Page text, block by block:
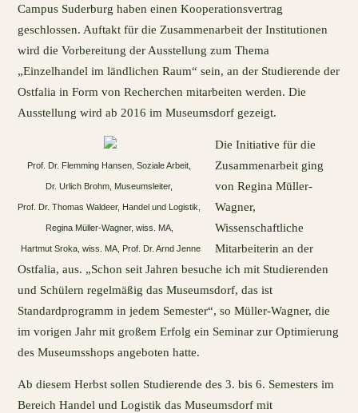
Campus Suderburg haben einen Kooperationsvertrag
geschlossen. Auftakt für die Zusammenarbeit der Institutionen
wird die Vorbereitung der Ausstellung zum Thema
„Einzelhandel im ländlichen Raum“ sein, an der Studierende der
Ostfalia in Form von Recherchen mitarbeiten werden. Die
Ausstellung wird ab 2016 im Museumsdorf gezeigt.
Prof. Dr. Flemming Hansen, Soziale Arbeit,
Dr. Urlich Brohm, Museumsleiter,
Prof. Dr. Thomas Waldeer, Handel und Logistik,
Regina Müller-Wagner, wiss. MA,
Hartmut Sroka, wiss. MA, Prof. Dr. Arnd Jenne
Die Initiative für die
Zusammenarbeit ging
von Regina Müller-
Wagner,
Wissenschaftliche
Mitarbeiterin an der
Ostfalia, aus. „Schon seit Jahren besuche ich mit Studierenden
und Schülern regelmäßig das Museumsdorf, das ist
Standardprogramm in jedem Semester“, so Müller-Wagner, die
im vorigen Jahr mit großem Erfolg ein Seminar zur Optimierung
des Museumsshops angeboten hatte.
Ab diesem Herbst sollen Studierende des 3. bis 6. Semesters im
Bereich Handel und Logistik das Museumsdorf mit